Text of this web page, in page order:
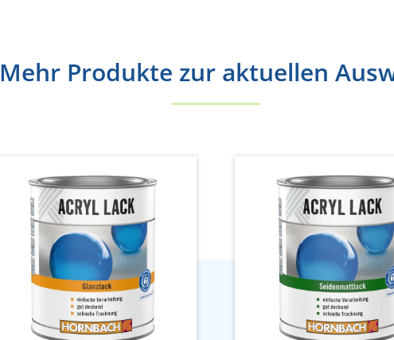
Mehr Produkte zur aktuellen